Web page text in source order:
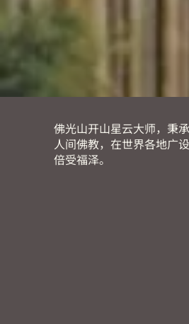
佛光山开山星云大师，秉
人间佛教，在世界各地广
倍受福泽。